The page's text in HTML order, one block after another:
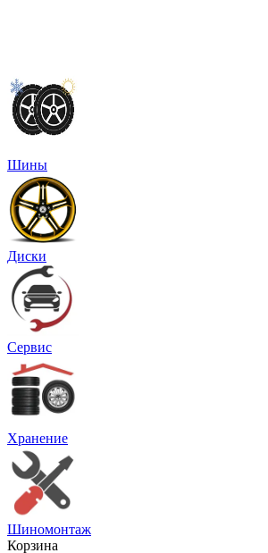
Шины
Диски
Сервис
Хранение
Шиномонтаж
Корзина